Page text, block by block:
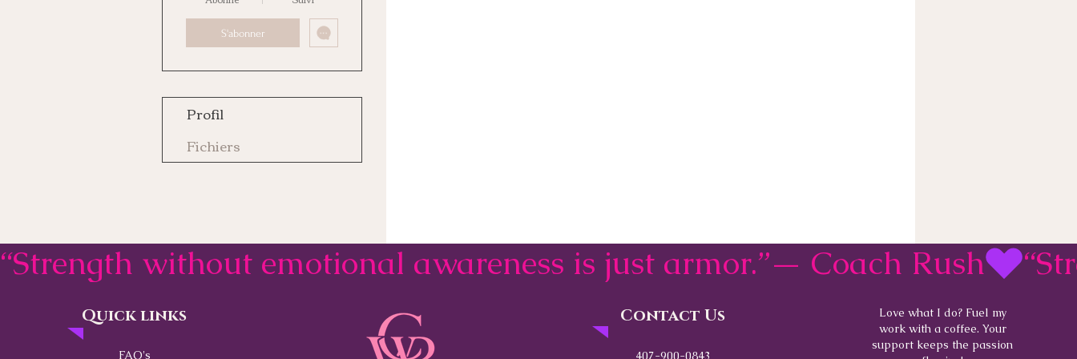
S'abonner
Profil
Fichiers
ContactQuick links
FAQ's
Contact Us
407-900-0843
Love what I do? Fuel my
work with a coffee. Your
support keeps the passion
“Strength without emotional awareness is just armor.”— Coach Rush